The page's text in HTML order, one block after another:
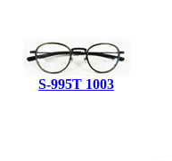
S-995T 1003